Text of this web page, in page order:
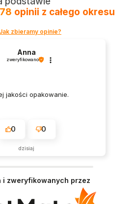
opinii z całego okresu
Jak zbieramy opinie?
Anna
zweryfikowano
jakości opakowanie.
0 0
dzisiaj
i zweryfikowanych przez